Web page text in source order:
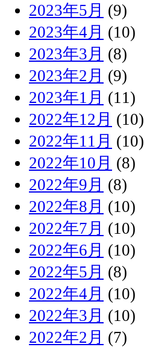
2023年5月 (9)
2023年4月 (10)
2023年3月 (8)
2023年2月 (9)
2023年1月 (11)
2022年12月 (10)
2022年11月 (10)
2022年10月 (8)
2022年9月 (8)
2022年8月 (10)
2022年7月 (10)
2022年6月 (10)
2022年5月 (8)
2022年4月 (10)
2022年3月 (10)
2022年2月 (7)